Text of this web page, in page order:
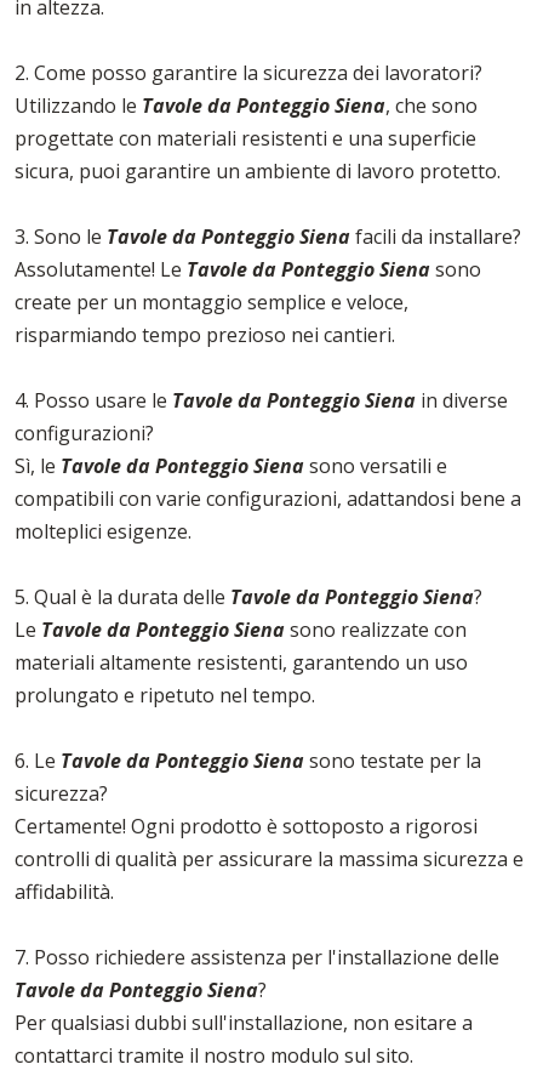
in altezza.
2. Come posso garantire la sicurezza dei lavoratori?
Utilizzando le Tavole da Ponteggio Siena, che sono
progettate con materiali resistenti e una superficie
sicura, puoi garantire un ambiente di lavoro protetto.
3. Sono le Tavole da Ponteggio Sienafacili da installare?
Assolutamente! Le Tavole da Ponteggio Sienasono
create per un montaggio semplice e veloce,
risparmiando tempo prezioso nei cantieri.
4. Posso usare le Tavole da Ponteggio Siena in diverse
configurazioni?
Sì, le Tavole da Ponteggio Sienasono versatili e
compatibili con varie configurazioni, adattandosi bene a
molteplici esigenze.
5. Qual è la durata delle Tavole da Ponteggio Siena?
Le Tavole da Ponteggio Sienasono realizzate con
materiali altamente resistenti, garantendo un uso
prolungato e ripetuto nel tempo.
6. Le Tavole da Ponteggio Sienasono testate per la
sicurezza?
Certamente! Ogni prodotto è sottoposto a rigorosi
controlli di qualità per assicurare la massima sicurezza e
affidabilità.
7. Posso richiedere assistenza per l'installazione delle
Tavole da Ponteggio Siena?
Per qualsiasi dubbi sull'installazione, non esitare a
contattarci tramite il nostro modulo sul sito.